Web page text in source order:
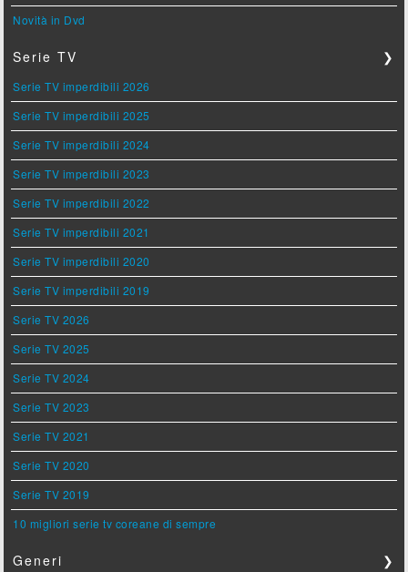
Novità in Dvd
Serie TV ❯
Serie TV imperdibili 2026
Serie TV imperdibili 2025
Serie TV imperdibili 2024
Serie TV imperdibili 2023
Serie TV imperdibili 2022
Serie TV imperdibili 2021
Serie TV imperdibili 2020
Serie TV imperdibili 2019
Serie TV 2026
Serie TV 2025
Serie TV 2024
Serie TV 2023
Serie TV 2021
Serie TV 2020
Serie TV 2019
10 migliori serie tv coreane di sempre
Generi ❯